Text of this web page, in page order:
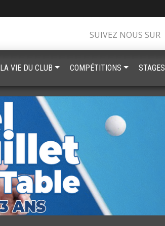
SUIVEZ NOUS SUR
LA VIE DU CLUB COMPÉTITIONS STAGES